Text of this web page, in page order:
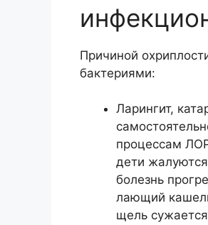
Причиной
бактериями:
Ларингит,
процессам
дети
болезнь
лающий
щель